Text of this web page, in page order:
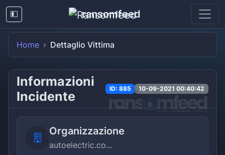
ransomfeed
Home Dettaglio Vittima
Informazioni
Incidente
ID: 885 10-09-2021 00:40:42
Organizzazione
autoelectric.co...